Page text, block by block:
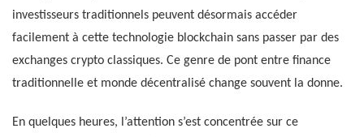
investisseurs traditionnels peuvent désormais accéder
facilement à cette technologie blockchain sans passer par des
exchanges crypto classiques. Ce genre de pont entre finance
traditionnelle et monde décentralisé change souvent la donne.
En quelques heures, l’attention s’est concentrée sur ce